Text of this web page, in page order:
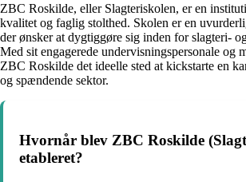
ZBC Roskilde, eller Slagteriskolen, er en
kvalitet og faglig stolthed. Skolen er en
der ønsker at dygtiggøre sig inden for slagteri-
Med sit engagerede undervisningspersonale og
ZBC Roskilde det ideelle sted at kickstarte en
og spændende sektor.
Hvornår blev ZBC Roskilde
etableret?